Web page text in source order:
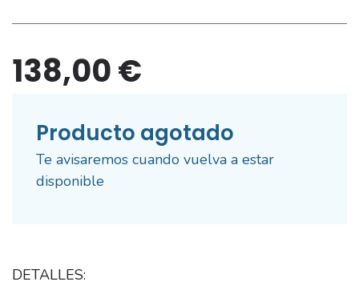
138,00 €
Producto agotado
Te avisaremos cuando vuelva a estar
disponible
DETALLES: